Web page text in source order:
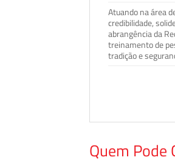
Atuando na área
credibilidade,
abrangência da
treinamento de
tradição e
Quem Pode